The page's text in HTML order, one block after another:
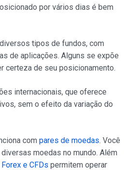
por vários dias é bem
tipos de fundos, com
de aplicações. Alguns se expõe
certeza de seu posicionamento.
internacionais, que oferece
sem o efeito da variação do
com pares de moedas. Você
moedas no mundo. Além
e CFDs permitem operar